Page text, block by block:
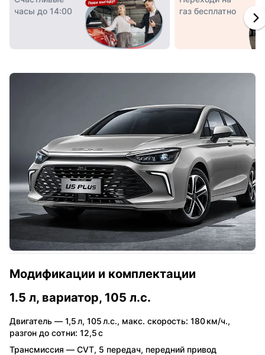
часы до 14:00
газ бесплатно
Модификации и комплектации
1.5 л, вариатор, 105 л.с.
Двигатель — 1,5 л, 105 л.с., макс. скорость: 180 км/ч.,
разгон до сотни: 12,5 с
Трансмиссия — CVT, 5 передач, передний привод